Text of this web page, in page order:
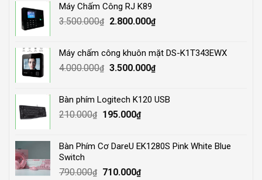
1.500.000₫.
Máy Chấm Công RJ K89
3.500.000₫
Original
3.500.000₫.
2.800.000₫Current
2.800.000₫.
Máy chấm công khuôn mặt DS-K1T343EWX
4.000.000₫ Original
4.000.000₫.
3.500.000₫Current
3.500.000₫.
Bàn phím Logitech K120 USB
210.000₫
Original
210.000₫.
195.000₫Current
195.000₫.
Bàn Phím Cơ DareU EK1280S Pink White Blue
Switch
790.000₫
Original
710.000₫Current